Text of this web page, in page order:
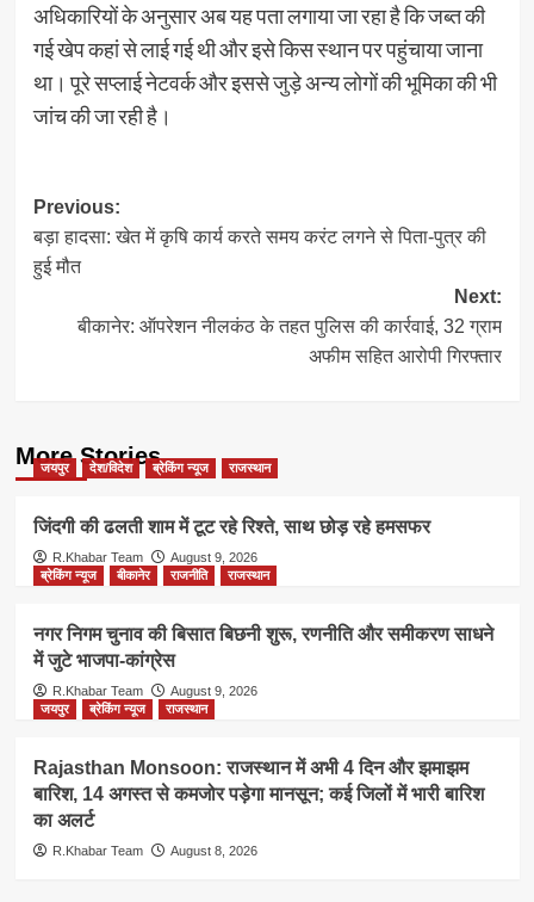
अधिकारियों के अनुसार अब यह पता लगाया जा रहा है कि जब्त की
गई खेप कहां से लाई गई थी और इसे किस स्थान पर पहुंचाया जाना
था। पूरे सप्लाई नेटवर्क और इससे जुड़े अन्य लोगों की भूमिका की भी
जांच की जा रही है।
Post
navigation
Previous:
बड़ा हादसा: खेत में कृषि कार्य करते समय करंट लगने से पिता-पुत्र की
हुई मौत
Next:
बीकानेर: ऑपरेशन नीलकंठ के तहत पुलिस की कार्रवाई, 32 ग्राम
अफीम सहित आरोपी गिरफ्तार
More Stories
जयपुर देश/विदेश ब्रेकिंग न्यूज राजस्थान
जिंदगी की ढलती शाम में टूट रहे रिश्ते, साथ छोड़ रहे हमसफर
R.Khabar Team
August 9, 2026
ब्रेकिंग न्यूज
बीकानेर राजनीति राजस्थान
नगर निगम चुनाव की बिसात बिछनी शुरू, रणनीति और समीकरण साधने
में जुटे भाजपा-कांग्रेस
R.Khabar Team
August 9, 2026
जयपुर
ब्रेकिंग न्यूज राजस्थान
Rajasthan Monsoon: राजस्थान में अभी 4 दिन और झमाझम
बारिश, 14 अगस्त से कमजोर पड़ेगा मानसून; कई जिलों में भारी बारिश
का अलर्ट
R.Khabar Team August 8, 2026